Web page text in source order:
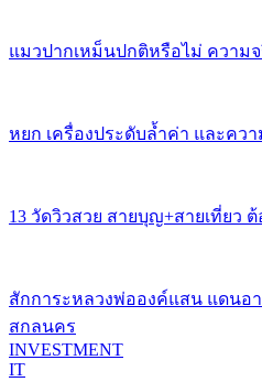
แมวปากเหม็นปกติหรือไม่ ความ
หยก เครื่องประดับล้ำค่า และคว
13 วัดวิวสวย สายบุญ+สายเที่ยว
สักการะหลวงพ่อองค์แสน แดนอ
สกลนคร
INVESTMENT
IT